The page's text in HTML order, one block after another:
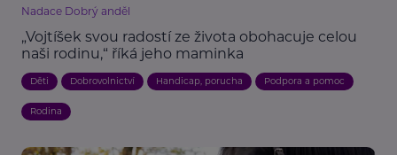
Nadace Dobrý anděl
„Vojtíšek svou radostí ze života obohacuje celou
naši rodinu,“ říká jeho maminka
Děti Dobrovolnictví Handicap, porucha Podpora a pomoc
Rodina